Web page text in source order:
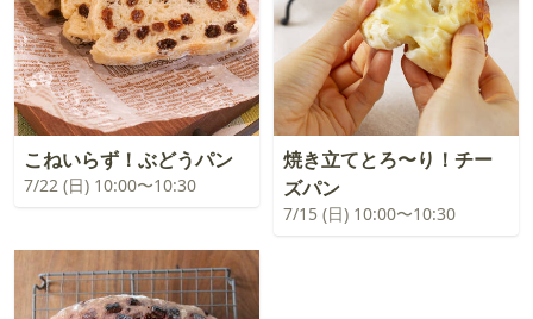
こねいらず！ぶどうパン
7/22 (日) 10:00〜10:30
焼き立てとろ〜り！チー
ズパン
7/15 (日) 10:00〜10:30